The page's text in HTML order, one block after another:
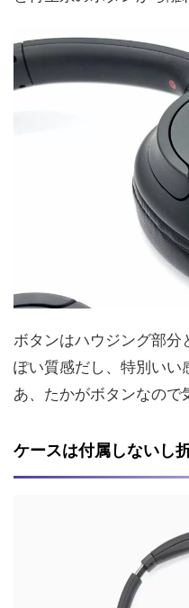
ボタンはハウジング部分
ぽい質感だし、特別いい
あ、たかがボタンなので
ケースは付属しないし